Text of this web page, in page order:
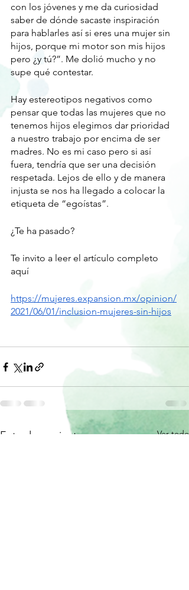
con los jóvenes y me da curiosidad
saber de dónde sacaste inspiración
para hablarles así si eres una mujer sin
hijos, porque mi motor son mis hijos
pero ¿y tú?”. Me dolió mucho y no
supe qué contestar.
Hay estereotipos negativos como
pensar que todas las mujeres que no
tenemos hijos elegimos dar prioridad
a nuestro trabajo por encima de ser
madres. No es mi caso pero si así
fuera, tendría que ser una decisión
respetada. Lejos de ello y de manera
injusta se nos ha llegado a colocar la
etiqueta de “egoístas”.
¿Te ha pasado?
Te invito a leer el artículo completo
aquí
https://mujeres.expansion.mx/opinion/
2021/06/01/inclusion-mujeres-sin-hijos
Entradas recientes Ver todo